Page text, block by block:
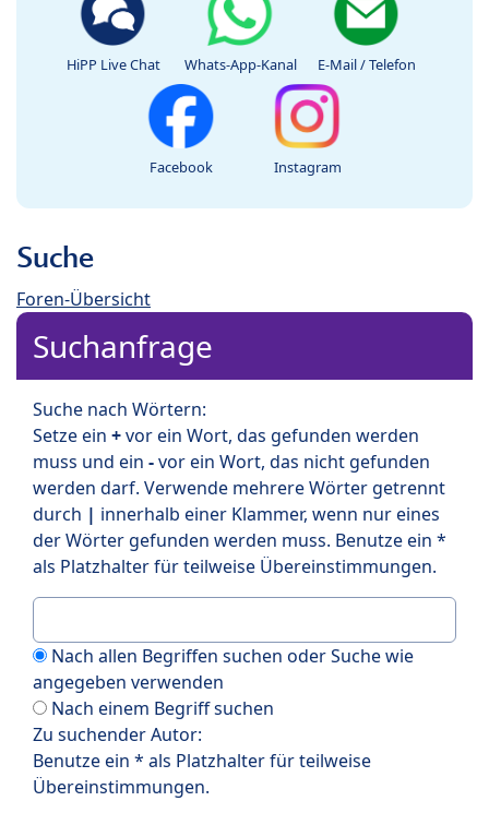
HiPP Live Chat Whats-App-Kanal E-Mail / Telefon
Facebook Instagram
Suche
Foren-Übersicht
Suchanfrage
Suche nach Wörtern:
Setze ein +vor ein Wort, das gefunden werden
muss und ein -vor ein Wort, das nicht gefunden
werden darf. Verwende mehrere Wörter getrennt
durch | innerhalb einer Klammer, wenn nur eines
der Wörter gefunden werden muss. Benutze ein *
als Platzhalter für teilweise Übereinstimmungen.
Nach allen Begriffen suchen oder Suche wie
angegeben verwenden
Nach einem Begriff suchen
Zu suchender Autor:
Benutze ein * als Platzhalter für teilweise
Übereinstimmungen.